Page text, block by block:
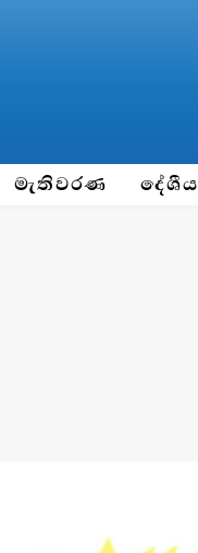
මැතිවරණ දේශීය